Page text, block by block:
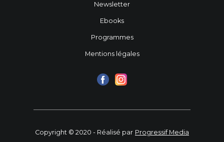
Newsletter
Ebooks
Programmes
Mentions légales
Copyright © 2020 - Réalisé par Progressif Media